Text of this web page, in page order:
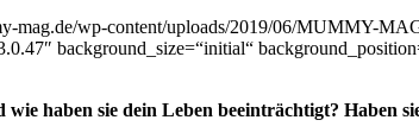
mag.de/wp-content/uploads/2019/06/MUMMY-
background_size=“initial“
haben sie dein Leben beeinträchtigt? Haben